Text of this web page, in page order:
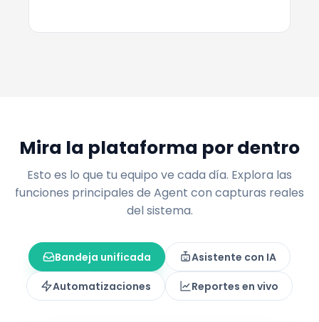
Mira la plataforma por dentro
Esto es lo que tu equipo ve cada día. Explora las
funciones principales de Agent con capturas reales
del sistema.
Bandeja unificada Asistente con IA
Automatizaciones Reportes en vivo